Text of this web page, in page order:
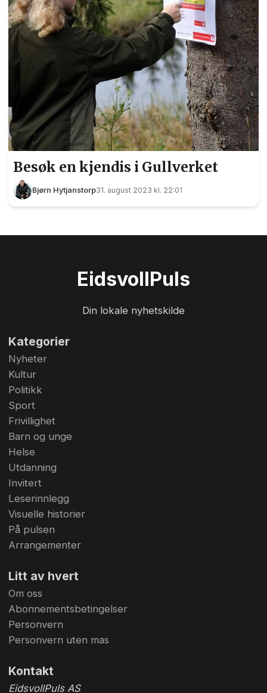
Besøk en kjendis i Gullverket
Bjørn Hytjanstorp31. august 2023 kl. 22:01
EidsvollPuls
Din lokale nyhetskilde
Kategorier
Nyheter
Kultur
Politikk
Sport
Frivillighet
Barn og unge
Helse
Utdanning
Invitert
Leserinnlegg
Visuelle historier
På pulsen
Arrangementer
Litt av hvert
Om oss
Abonnementsbetingelser
Personvern
Personvern uten mas
Kontakt
EidsvollPuls AS